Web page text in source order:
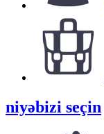
niyəbizi seçin